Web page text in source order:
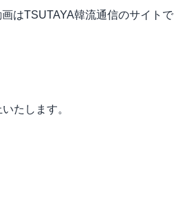
はTSUTAYA韓流通信のサイトで
たします。